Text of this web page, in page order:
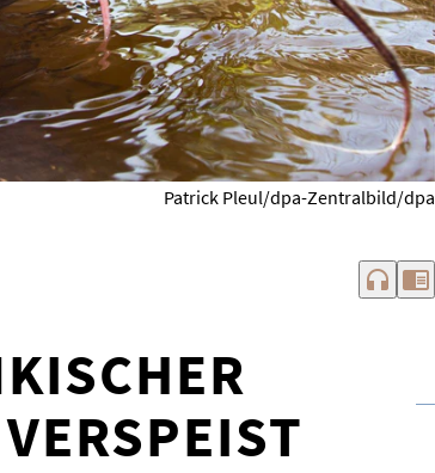
Patrick Pleul/dpa-Zentralbild/dpa
headphones chrome_reader_mode